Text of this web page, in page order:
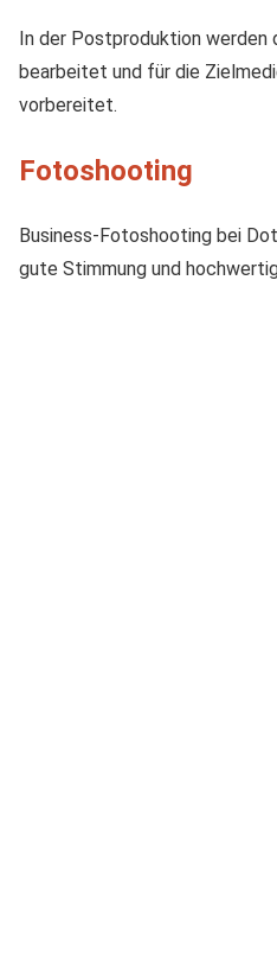
In der Postproduktion werden
bearbeitet und für die
vorbereitet.
Fotoshooting
Business-Fotoshooting bei
gute Stimmung und